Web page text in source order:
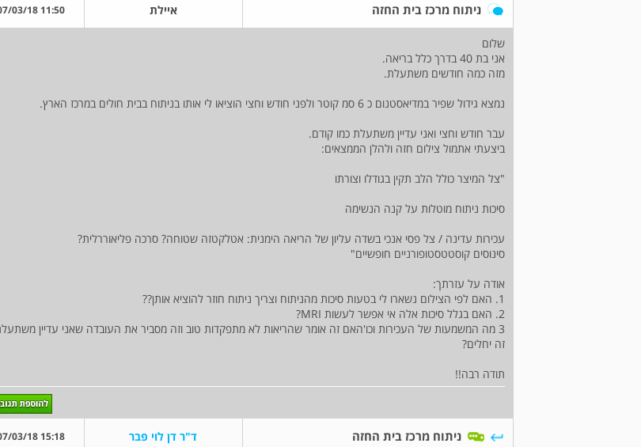
ניתוח מרכז בית החזה איילת 11:50 07/03/18
שלום
אני בת 40 בדרך כלל בריאה.
מזה כמה חודשים משתעלת.
נמצא גידול שפיר במדיאסטנום כ 6 סמ קוטר ולפני חודש וחצי הוציאו לי אותו בניתוח בבית חולים במרכז הארץ.
עבר חודש וחצי ואני עדיין משתעלת כמו קודם.
ביצעתי אתמול צילום חזה ולהלן הממצאים:
"צל המיצר כולל הלב תקין בגודלו וצורתו
סיכות ניתוח מוטלות על קנה הנשימה
עכירות עדינה / צל פסי אנכי בשדה עליון של הריאה הימנית: אטלקטזה שטוחה? סרכה פליאוררלית?
סינוסים קוסטטסטופורניים חופשיים"
אודה על עזרתך:
1. האם לפי הצילום נשארו לי בטעות סיכות מהניתוח וצריך ניתוח חוזר להוציא אותן??
2. האם בגלל סיכות אלה אי אפשר לעשות MRI?
3 מה המשמעות של העכירות וכו'האם זה אומר שהריאות לא מתפקדות טוב וזה מסביר את העובדה שאני עדיין
זה יחלים?
תודה רבה!!
ניתוח מרכז בית החזה ד"ר דן לוי פבר 15:18 07/03/18